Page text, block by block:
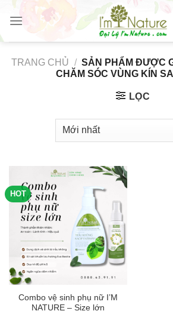
Skip
content
TRANG CHỦ / SẢN PHẨM ĐƯỢC
CHĂM SÓC VÙNG KÍN
LỌC
HOT
Combo vệ sinh phụ nữ I’M
NATURE – Size lớn